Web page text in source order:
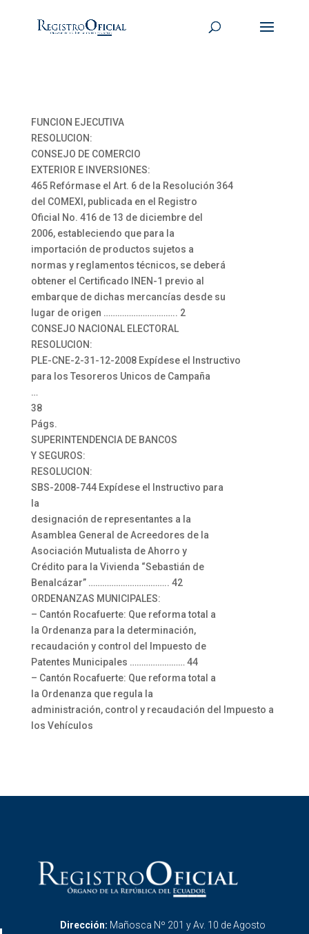
FUNCION EJECUTIVA
RESOLUCION:
CONSEJO DE COMERCIO
EXTERIOR E INVERSIONES:
465 Refórmase el Art. 6 de la Resolución 364
del COMEXI, publicada en el Registro
Oficial No. 416 de 13 de diciembre del
2006, estableciendo que para la
importación de productos sujetos a
normas y reglamentos técnicos, se deberá
obtener el Certificado INEN-1 previo al
embarque de dichas mercancías desde su
lugar de origen ………………………….. 2
CONSEJO NACIONAL ELECTORAL
RESOLUCION:
PLE-CNE-2-31-12-2008 Expídese el Instructivo
para los Tesoreros Unicos de Campaña
…
38
Págs.
SUPERINTENDENCIA DE BANCOS
Y SEGUROS:
RESOLUCION:
SBS-2008-744 Expídese el Instructivo para
la
designación de representantes a la
Asamblea General de Acreedores de la
Asociación Mutualista de Ahorro y
Crédito para la Vivienda “Sebastián de
Benalcázar” …………………………….. 42
ORDENANZAS MUNICIPALES:
– Cantón Rocafuerte: Que reforma total a
la Ordenanza para la determinación,
recaudación y control del Impuesto de
Patentes Municipales …………………… 44
– Cantón Rocafuerte: Que reforma total a
la Ordenanza que regula la
administración, control y recaudación del Impuesto a
los Vehículos
Dirección: Mañosca Nº 201 y Av. 10 de Agosto